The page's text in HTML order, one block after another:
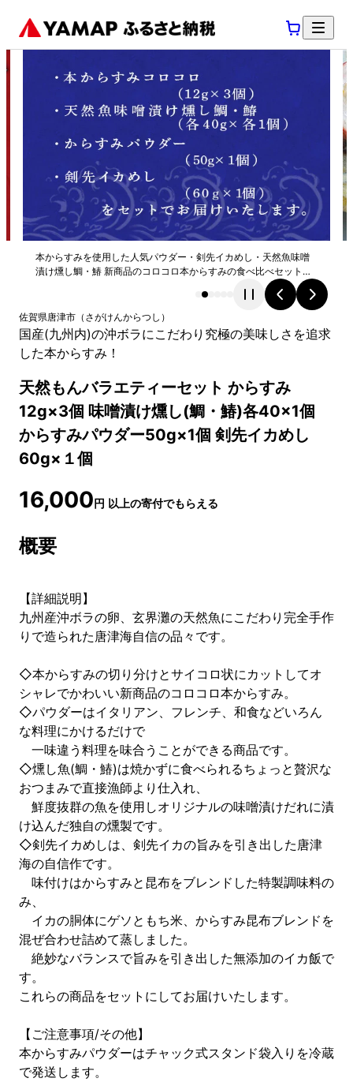
本からすみを使用した人気パウダー・剣先イカめし・天然魚味噌
漬け燻し鯛・鰆 新商品のコロコロ本からすみの食べ比べセットで
佐賀県唐津市 （ さがけんからつし ）
国産(九州内)の沖ボラにこだわり究極の美味しさを追求
した本からすみ！
天然もんバラエティーセット からすみ
12g×3個 味噌漬け燻し(鯛・鰆)各40×1個
からすみパウダー50g×1個 剣先イカめし
60g×１個
16,000円 以上の寄付でもらえる
概要
【詳細説明】
九州産沖ボラの卵、玄界灘の天然魚にこだわり完全手作
りで造られた唐津海自信の品々です。
◇本からすみの切り分けとサイコロ状にカットしてオ
シャレでかわいい新商品のコロコロ本からすみ。
◇パウダーはイタリアン、フレンチ、和食などいろん
な料理にかけるだけで
一味違う料理を味合うことができる商品です。
◇燻し魚(鯛・鰆)は焼かずに食べられるちょっと贅沢な
おつまみで直接漁師より仕入れ、
鮮度抜群の魚を使用しオリジナルの味噌漬けだれに漬
け込んだ独自の燻製です。
◇剣先イカめしは、剣先イカの旨みを引き出した唐津
海の自信作です。
味付けはからすみと昆布をブレンドした特製調味料の
み、
イカの胴体にゲソともち米、からすみ昆布ブレンドを
混ぜ合わせ詰めて蒸しました。
絶妙なバランスで旨みを引き出した無添加のイカ飯で
す。
これらの商品をセットにしてお届けいたします。
【ご注意事項/その他】
本からすみパウダーはチャック式スタンド袋入りを冷蔵
で発送します。